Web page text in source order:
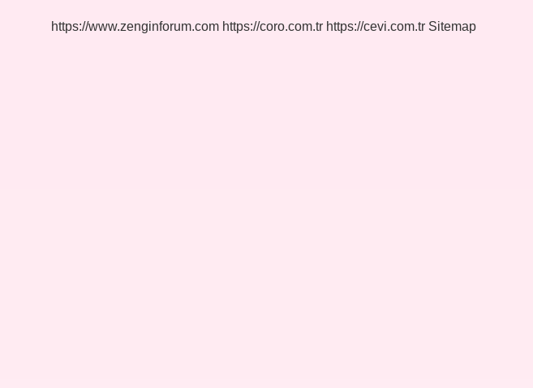
https://www.zenginforum.com https://coro.com.tr https://cevi.com.tr Sitemap